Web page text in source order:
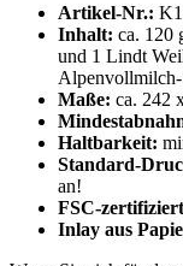
Artikel-Nr.:
Inhalt: ca. 120
und 1 Lindt
Maße: ca. 242
Haltbarkeit:
Standard-
an!
FSC-zertifiziert
Inlay aus